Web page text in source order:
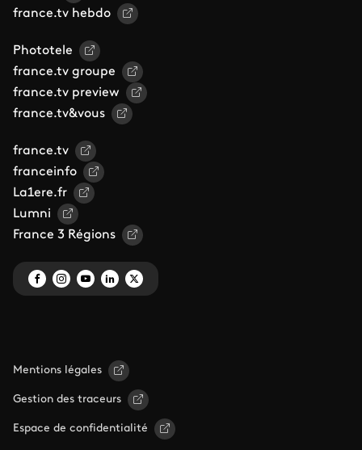
france.tv hebdo
Phototele
france.tv groupe
france.tv preview
france.tv&vous
france.tv
franceinfo
La1ere.fr
Lumni
France 3 Régions
Mentions légales
Gestion des traceurs
Espace de confidentialité